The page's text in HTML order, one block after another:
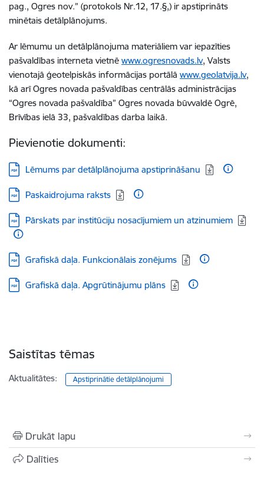
pag., Ogres nov.” (protokols Nr.12, 17.§,) ir apstiprināts
minētais detālplānojums.
Ar lēmumu un detālplānojuma materiāliem var iepazīties
pašvaldības interneta vietnē www.ogresnovads.lv, Valsts
vienotajā ģeotelpiskās informācijas portālā www.geolatvija.lv,
kā arī Ogres novada pašvaldības centrālās administrācijas
“Ogres novada pašvaldība” Ogres novada būvvaldē Ogrē,
Brīvības ielā 33, pašvaldības darba laikā.
Pievienotie dokumenti:
Lejupielādēt:
Lēmums par detālplānojuma apstiprināšanu
Lejupielādēt:
Paskaidrojuma raksts
Lejupielādēt:
Pārskats par institūciju nosacījumiem un atzinumiem
Lejupielādēt:
Grafiskā daļa. Funkcionālais zonējums
Lejupielādēt:
Grafiskā daļa. Apgrūtinājumu plāns
Saistītas tēmas
Aktualitātes: Apstiprinātie detālplānojumi
Drukāt lapu
Dalīties